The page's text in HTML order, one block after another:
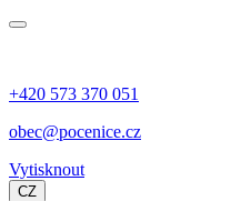
+420 573 370 051
obec@pocenice.cz
Vytisknout
CZ